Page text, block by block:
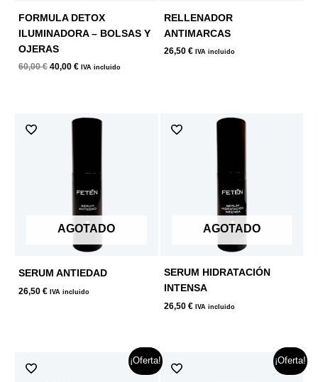
FORMULA DETOX
ILUMINADORA – BOLSAS Y
OJERAS
60,00€ 40,00 € IVA incluido
RELLENADOR
ANTIMARCAS
26,50 € IVA incluido
AGOTADO
SERUM ANTIEDAD
26,50 € IVA incluido
AGOTADO
SERUM HIDRATACIÓN
INTENSA
26,50 € IVA incluido
¡Oferta! ¡Oferta!